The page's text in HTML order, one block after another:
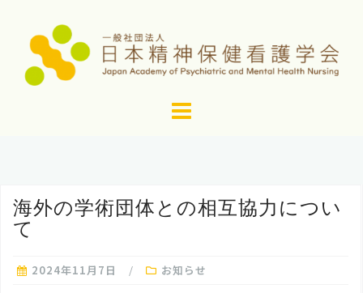
海外の学術団体との相互協力につい
て
2024年11月7日 お知らせ